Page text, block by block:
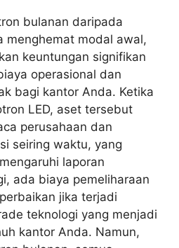
bulanan daripada
menghemat modal awal,
keuntungan signifikan
operasional dan
bagi kantor Anda. Ketika
LED, aset tersebut
perusahaan dan
seiring waktu, yang
laporan
ada biaya pemeliharaan
jika terjadi
teknologi yang menjadi
kantor Anda. Namun,